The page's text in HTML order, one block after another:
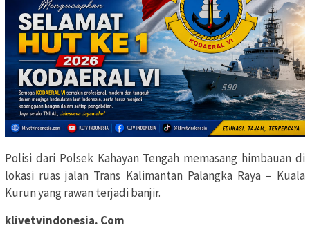
Polisi dari Polsek Kahayan Tengah memasang himbauan di
lokasi ruas jalan Trans Kalimantan Palangka Raya – Kuala
Kurun yang rawan terjadi banjir.
klivetvindonesia. Com